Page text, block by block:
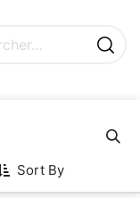
Sort By